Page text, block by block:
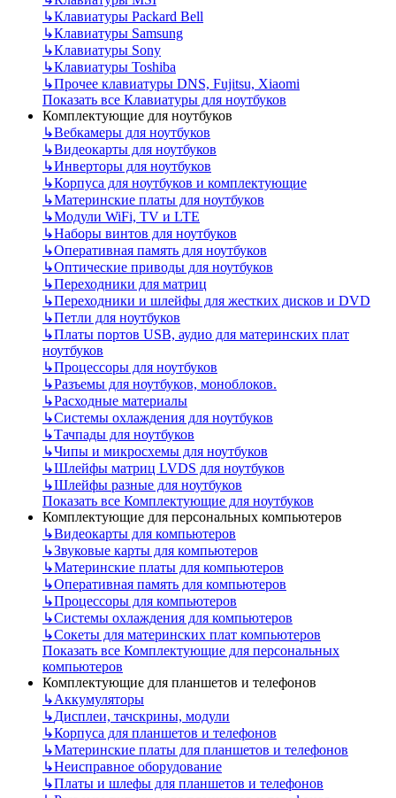
↳Клавиатуры Packard Bell
↳Клавиатуры Samsung
↳Клавиатуры Sony
↳Клавиатуры Toshiba
↳Прочее клавиатуры DNS, Fujitsu, Xiaomi
Показать все Клавиатуры для ноутбуков
Комплектующие для ноутбуков
↳Вебкамеры для ноутбуков
↳Видеокарты для ноутбуков
↳Инверторы для ноутбуков
↳Корпуса для ноутбуков и комплектующие
↳Материнские платы для ноутбуков
↳Модули WiFi, TV и LTE
↳Наборы винтов для ноутбуков
↳Оперативная память для ноутбуков
↳Оптические приводы для ноутбуков
↳Переходники для матриц
↳Переходники и шлейфы для жестких дисков и DVD
↳Петли для ноутбуков
↳Платы портов USB, аудио для материнских плат
ноутбуков
↳Процессоры для ноутбуков
↳Разъемы для ноутбуков, моноблоков.
↳Расходные материалы
↳Системы охлаждения для ноутбуков
↳Тачпады для ноутбуков
↳Чипы и микросхемы для ноутбуков
↳Шлейфы матриц LVDS для ноутбуков
↳Шлейфы разные для ноутбуков
Показать все Комплектующие для ноутбуков
Комплектующие для персональных компьютеров
↳Видеокарты для компьютеров
↳Звуковые карты для компьютеров
↳Материнские платы для компьютеров
↳Оперативная память для компьютеров
↳Процессоры для компьютеров
↳Системы охлаждения для компьютеров
↳Сокеты для материнских плат компьютеров
Показать все Комплектующие для персональных
компьютеров
Комплектующие для планшетов и телефонов
↳Аккумуляторы
↳Дисплеи, тачскрины, модули
↳Корпуса для планшетов и телефонов
↳Материнские платы для планшетов и телефонов
↳Неисправное оборудование
↳Платы и шлефы для планшетов и телефонов